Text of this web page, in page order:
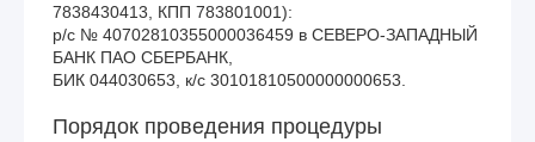
7838430413, КПП 783801001):
р/с № 40702810355000036459 в СЕВЕРО-ЗАПАДНЫЙ
БАНК ПАО СБЕРБАНК,
Порядок проведения процедуры